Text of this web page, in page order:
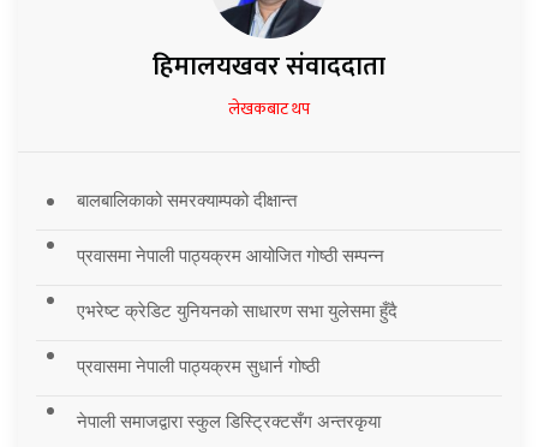
हिमालयखवर संवाददाता
लेखकबाट थप
बालबालिकाको समरक्याम्पको दीक्षान्त
प्रवासमा नेपाली पाठ्यक्रम आयोजित गोष्ठी सम्पन्न
एभरेष्ट क्रेडिट युनियनको साधारण सभा युलेसमा हुँदै
प्रवासमा नेपाली पाठ्यक्रम सुधार्न गोष्ठी
नेपाली समाजद्वारा स्कुल डिस्ट्रिक्टसँग अन्तरकृया